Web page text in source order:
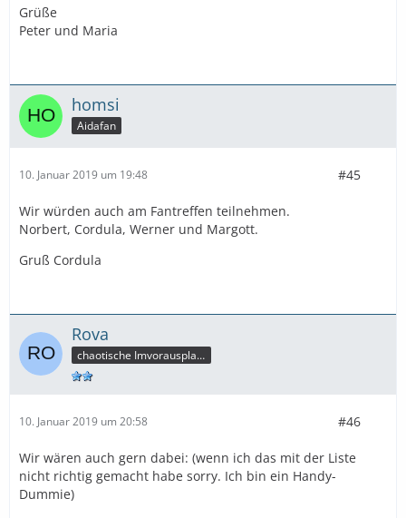
Grüße
Peter und Maria
homsi
Aidafan
10. Januar 2019 um 19:48 #45
Wir würden auch am Fantreffen teilnehmen.
Norbert, Cordula, Werner und Margott.
Gruß Cordula
Rova
chaotische Imvorausplanerin
10. Januar 2019 um 20:58 #46
Wir wären auch gern dabei: (wenn ich das mit der Liste
nicht richtig gemacht habe sorry. Ich bin ein Handy-
Dummie)